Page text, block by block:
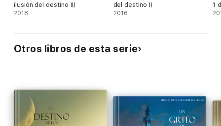
ilusión del destino II)
2018
del destino I)
2016
1
Otros libros de esta serie